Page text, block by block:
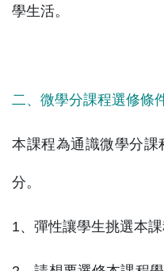
學生活。
二、微學分課程選修條
本課程為通識微學分
分。
1、彈性讓學生挑選本課